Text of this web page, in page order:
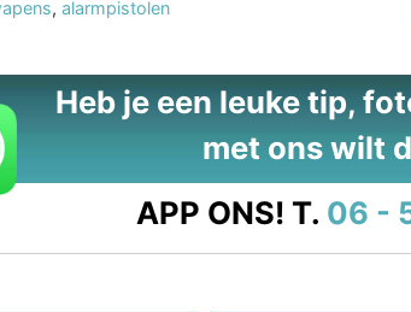
, alarmpistolen
Heb je een leuke tip,
met ons wilt
APP ONS! T. 06 -